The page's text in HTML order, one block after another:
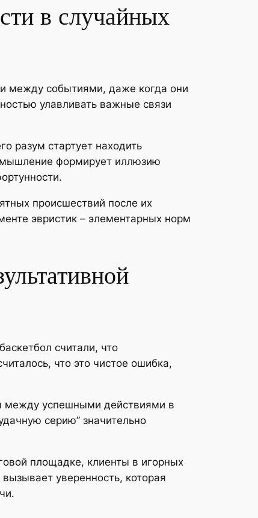
в случайных
между событиями, даже когда они
улавливать важные связи
разум стартует находить
мышление формирует иллюзию
происшествий после их
эвристик – элементарных норм
считали, что
что это чистое ошибка,
между успешными действиями в
серию” значительно
площадке, клиенты в игорных
уверенность, которая